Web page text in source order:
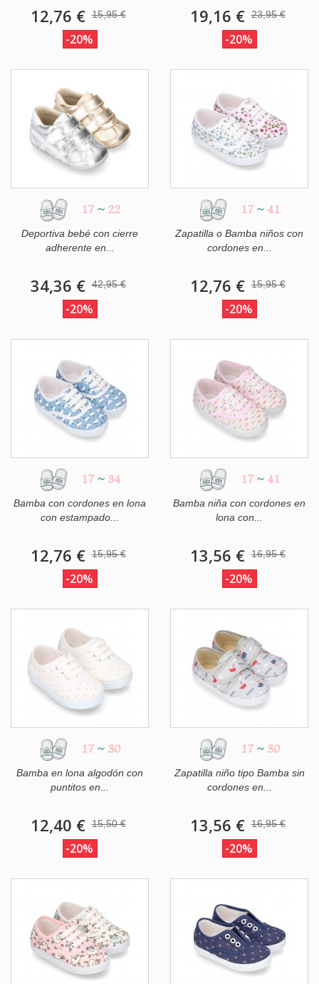
12,76 € 15,95 €
-20%
19,16 € 23,95 €
-20%
17 ~ 22
Deportiva bebé con cierre
adherente en...
34,36 € 42,95 €
-20%
17 ~ 41
Zapatilla o Bamba niños con
cordones en...
12,76 € 15,95 €
-20%
17 ~ 34
Bamba con cordones en lona
con estampado...
12,76 € 15,95 €
-20%
17 ~ 41
Bamba niña con cordones en
lona con...
13,56 € 16,95 €
-20%
17 ~ 30
Bamba en lona algodón con
puntitos en...
12,40 € 15,50 €
-20%
17 ~ 30
Zapatilla niño tipo Bamba sin
cordones en...
13,56 € 16,95 €
-20%